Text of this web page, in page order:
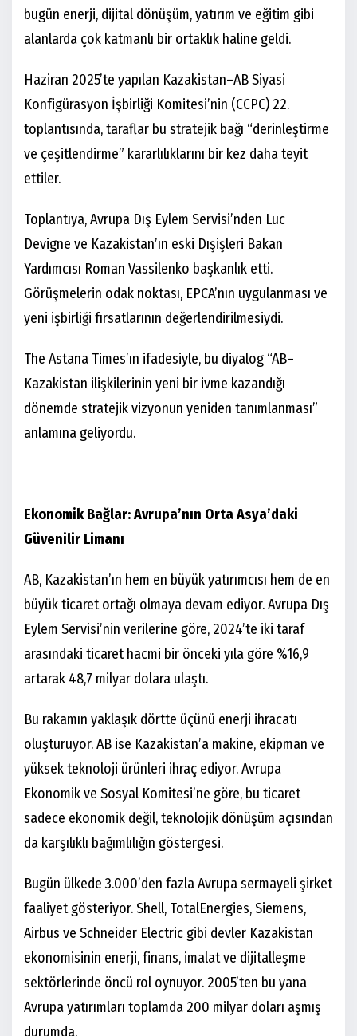
bugün enerji, dijital dönüşüm, yatırım ve eğitim gibi
alanlarda çok katmanlı bir ortaklık haline geldi.
Haziran 2025’te yapılan Kazakistan–AB Siyasi
Konfigürasyon İşbirliği Komitesi’nin (CCPC) 22.
toplantısında, taraflar bu stratejik bağı “derinleştirme
ve çeşitlendirme” kararlılıklarını bir kez daha teyit
ettiler.
Toplantıya, Avrupa Dış Eylem Servisi’nden Luc
Devigne ve Kazakistan’ın eski Dışişleri Bakan
Yardımcısı Roman Vassilenko başkanlık etti.
Görüşmelerin odak noktası, EPCA’nın uygulanması ve
yeni işbirliği fırsatlarının değerlendirilmesiydi.
The Astana Times’ın ifadesiyle, bu diyalog “AB–
Kazakistan ilişkilerinin yeni bir ivme kazandığı
dönemde stratejik vizyonun yeniden tanımlanması”
anlamına geliyordu.
Ekonomik Bağlar: Avrupa’nın Orta Asya’daki
Güvenilir Limanı
AB, Kazakistan’ın hem en büyük yatırımcısı hem de en
büyük ticaret ortağı olmaya devam ediyor. Avrupa Dış
Eylem Servisi’nin verilerine göre, 2024’te iki taraf
arasındaki ticaret hacmi bir önceki yıla göre %16,9
artarak 48,7 milyar dolara ulaştı.
Bu rakamın yaklaşık dörtte üçünü enerji ihracatı
oluşturuyor. AB ise Kazakistan’a makine, ekipman ve
yüksek teknoloji ürünleri ihraç ediyor. Avrupa
Ekonomik ve Sosyal Komitesi’ne göre, bu ticaret
sadece ekonomik değil, teknolojik dönüşüm açısından
da karşılıklı bağımlılığın göstergesi.
Bugün ülkede 3.000’den fazla Avrupa sermayeli şirket
faaliyet gösteriyor. Shell, TotalEnergies, Siemens,
Airbus ve Schneider Electric gibi devler Kazakistan
ekonomisinin enerji, finans, imalat ve dijitalleşme
sektörlerinde öncü rol oynuyor. 2005’ten bu yana
Avrupa yatırımları toplamda 200 milyar doları aşmış
durumda.